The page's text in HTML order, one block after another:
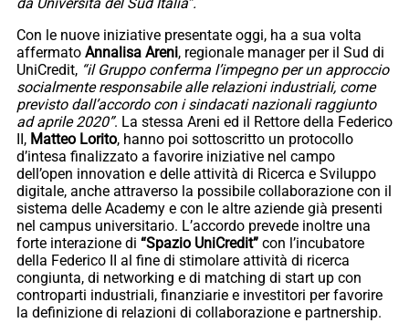
Con le nuove iniziative presentate oggi, ha a sua volta
affermato Annalisa Areni, regionale manager per il Sud di
UniCredit, “il Gruppo conferma l’impegno per un approccio
socialmente responsabile alle relazioni industriali, come
previsto dall’accordo con i sindacati nazionali raggiunto
ad aprile 2020”. La stessa Areni ed il Rettore della Federico
II, Matteo Lorito, hanno poi sottoscritto un protocollo
d’intesa finalizzato a favorire iniziative nel campo
dell’open innovation e delle attività di Ricerca e Sviluppo
digitale, anche attraverso la possibile collaborazione con il
sistema delle Academy e con le altre aziende già presenti
nel campus universitario. L’accordo prevede inoltre una
forte interazione di “Spazio UniCredit” con l’incubatore
della Federico II al fine di stimolare attività di ricerca
congiunta, di networking e di matching di start up con
controparti industriali, finanziarie e investitori per favorire
la definizione di relazioni di collaborazione e partnership.